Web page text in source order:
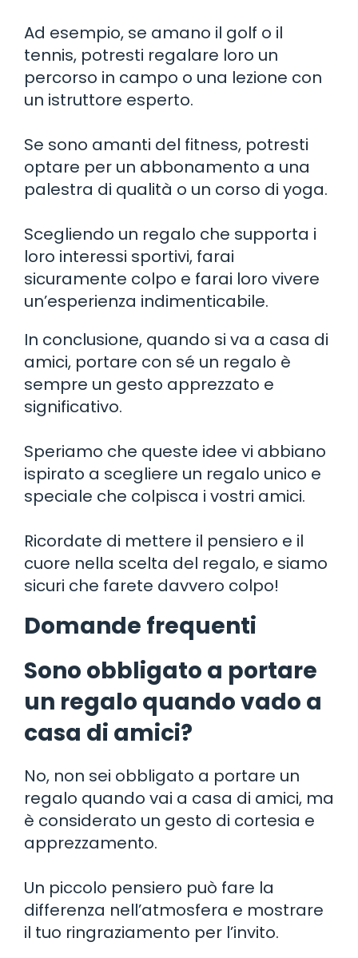
Ad esempio, se amano il golf o il
tennis, potresti regalare loro un
percorso in campo o una lezione con
un istruttore esperto.
Se sono amanti del fitness, potresti
optare per un abbonamento a una
palestra di qualità o un corso di yoga.
Scegliendo un regalo che supporta i
loro interessi sportivi, farai
sicuramente colpo e farai loro vivere
un’esperienza indimenticabile.
In conclusione, quando si va a casa di
amici, portare con sé un regalo è
sempre un gesto apprezzato e
significativo.
Speriamo che queste idee vi abbiano
ispirato a scegliere un regalo unico e
speciale che colpisca i vostri amici.
Ricordate di mettere il pensiero e il
cuore nella scelta del regalo, e siamo
sicuri che farete davvero colpo!
Domande frequenti
Sono obbligato a portare
un regalo quando vado a
casa di amici?
No, non sei obbligato a portare un
regalo quando vai a casa di amici, ma
è considerato un gesto di cortesia e
apprezzamento.
Un piccolo pensiero può fare la
differenza nell’atmosfera e mostrare
il tuo ringraziamento per l’invito.